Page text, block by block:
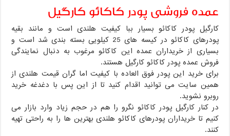
عمده فروشی پودر کاکائو کارگیل
کارگیل پودر کاکائو بسیار ببا کیفیت هلندی است و مانند بقیه
پودرهای کاکائو در کیسه های 25 کیلویی بسته بندی شد است و
بسیاری از خریداران عمده این کاکائو مرغوب به دنبال نمایندگی
فروش عمده پودر کاکائو کارگیل هستند.
برای خرید این پودر فوق العاده با کیفیت اما گران قیمت هلندی از
همین سایت می توانید اقدام کنید تا از این پس با دغدغه خرید
روبرو نشوید.
در کنار کارگیل پودر کاکائو نگرو را هم در حجم زیاد وارد بازار می
کنیم تا خریداران پودرهای کاکائو هلندی بهترین ها را به راحتی تهیه
کنند.